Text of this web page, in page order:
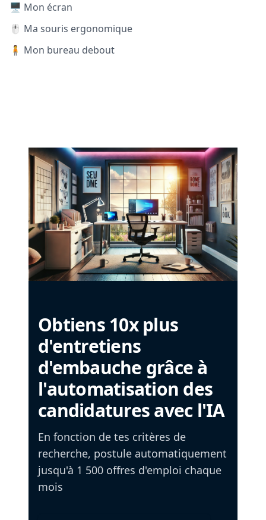
🖥️ Mon écran
🖱️ Ma souris ergonomique
🧍 Mon bureau debout
Obtiens 10x plus
d'entretiens
d'embauche grâce à
l'automatisation des
candidatures avec l'IA
En fonction de tes critères de
recherche, postule automatiquement
jusqu'à 1 500 offres d'emploi chaque
mois